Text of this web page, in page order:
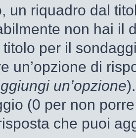
un riquadro dal
non hai il
per il
un’opzione di
un’opzione
(0 per non
che puoi